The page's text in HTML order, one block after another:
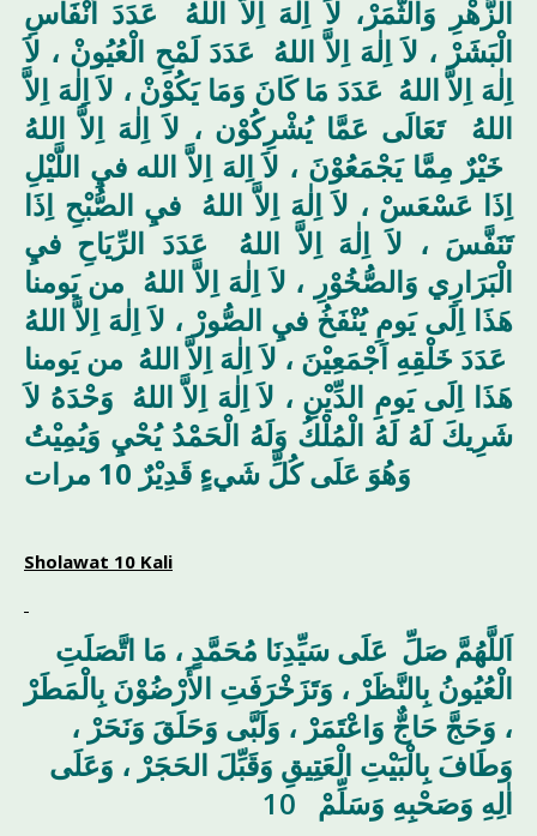
الزَّهْرِ وَالثَّمَرْ، لاَ اِلٰهَ اِلاَّ اللهُ عَدَدَ أَنْفَاسِ
الْبَشَرْ ، لاَ اِلٰهَ اِلاَّ اللهُ عَدَدَ لَمْحِ الْعُيُونْ ، لاَ
اِلٰهَ اِلاَّ اللهُ عَدَدَ مَا كَانَ وَمَا يَكُوْنْ ، لاَ اِلٰهَ اِلاَّ
اللهُ تَعَالَى عَمَّا يُشْرِكُوْن ، لاَ اِلٰهَ اِلاَّ اللهُ
خَيْرٌ مِمَّا يَجْمَعُوْنَ ، لاَ اِلهَ اِلاَّ الله فيِ اللَّيْلِ
اِذَا عَسْعَسْ ، لاَ اِلٰهَ اِلاَّ اللهُ فيِ الصُّبْحِ اِذَا
تَنَفَّسَ ، لاَ اِلٰهَ اِلاَّ اللهُ عَدَدَ الرِّيَاحِ فيِ
الْبَرَارِي وَالصُّخُوْرِ ، لاَ اِلٰهَ اِلاَّ اللهُ من يَومنا
هَذَا اِلَى يَومِ يُنْفَخُ فيِ الصُّورْ ، لاَ اِلٰهَ اِلاَّ اللهُ
عَدَدَ خَلْقِهِ اَجْمَعِيْنَ ، لاَ اِلٰهَ اِلاَّ اللهُ من يَومنا
هَذَا اِلَى يَومِ الدِّيْنِ ، لاَ اِلٰهَ اِلاَّ اللهُ وَحْدَهُ لاَ
شَرِيكَ لَهُ لَهُ الْمُلْكُ وَلَهُ الْحَمْدُ يُحْيِ وَيُمِيْتُ
وَهُوَ عَلَى كُلِّ شَيءٍ قَدِيْرٌ 10 مرات
Sholawat 10 Kali
اَللَّهُمَّ صَلِّ عَلَى سَيِّدِنَا مُحَمَّدٍ ، مَا اتَّصَلَتِ
الْعُيُونُ بِالنَّظَرْ ، وَتَزَخْرَفَتِ الأَرْضُوْنَ بِالْمَطَرْ
، وَحَجَّ حَاجٌّ وَاعْتَمَرْ ، وَلَبَّى وَحَلَقَ وَنَحَرْ ،
وَطَافَ بِالْبَيْتِ الْعَتِيقِ وَقَبِّلَ الحَجَرْ ، وَعَلَى
اٰلِهِ وَصَحْبِهِ وَسَلِّمْ 10